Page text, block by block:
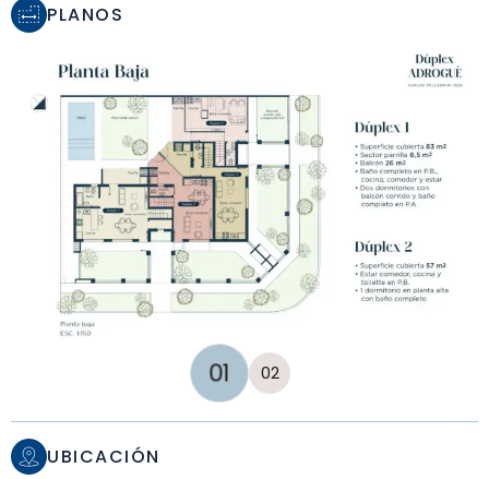
PLANOS
UBICACIÓN